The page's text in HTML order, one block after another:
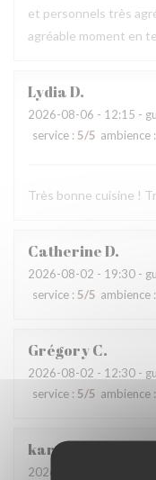
et personnels très
agréable moment en
LydiaD
2026-08-06 - 12:15 -
service : 5/5 ambience :
Très bonne cuisine !
CatherineD
2026-08-02 - 19:30 -
service :5/5 ambience :
GrégoryC
2026-08-02 - 12:30 -
service : 5/5 ambience :
karolien
2026-07-31